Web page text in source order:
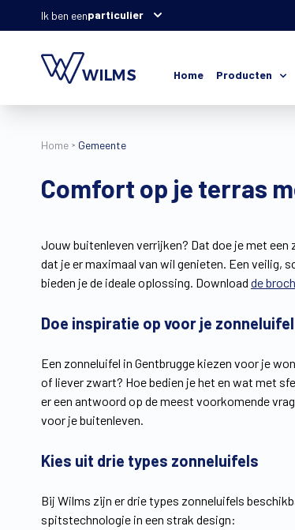
Ik ben eenparticulier
Home Producten
Home Gemeente
Comfort op je terras
Jouw buitenleven verrijken? Dat doe je met een
dat je er maximaal van wil genieten. Een veilig,
bieden je de ideale oplossing. Download de
Doe inspiratie op voor je
Een zonneluifel in Gentbrugge kiezen voor je
of liever zwart? Hoe bedien je het en wat met
er een antwoord op de meest voorkomende
voor je buitenleven.
Kies uit drie types zonneluifels
Bij Wilms zijn er drie types zonneluifels
spitstechnologie in een strak design: